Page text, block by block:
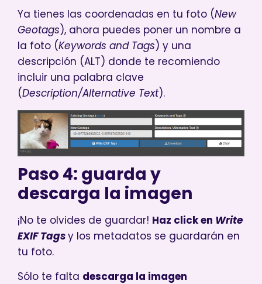
Ya tienes las coordenadas en tu foto (New
Geotags), ahora puedes poner un nombre a
la foto (Keywords and Tags) y una
descripción (ALT) donde te recomiendo
incluir una palabra clave
(Description/Alternative Text).
Paso 4: guarda y
descarga la imagen
¡No te olvides de guardar! Haz click en Write
EXIF Tagsy los metadatos se guardarán en
tu foto.
Sólo te falta descarga la imagen